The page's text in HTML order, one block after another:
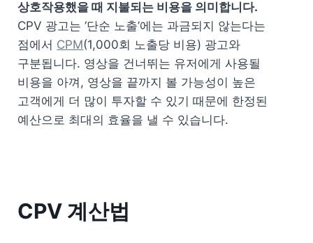
CPV 광고는 ‘단순 노출’에는 과금되지 않는다는
점에서 CPM(1,000회 노출당 비용) 광고와
구분됩니다. 영상을 건너뛰는 유저에게 사용될
비용을 아껴, 영상을 끝까지 볼 가능성이 높은
고객에게 더 많이 투자할 수 있기 때문에 한정된
예산으로 최대의 효율을 낼 수 있습니다.
CPV 계산법